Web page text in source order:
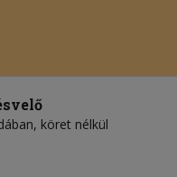
köret nélkül